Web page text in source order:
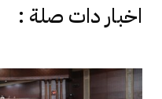
اخبار دات صلة :